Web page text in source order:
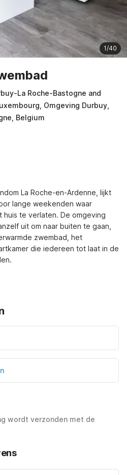
1/40
La Roche-Bastogne and
Omgeving Durbuy,
Belgium
La Roche-en-Ardenne, lijkt
lange weekenden waar
huis te verlaten. De omgeving
uit om naar buiten te gaan,
zwembad, het
die iedereen tot laat in de
wordt verzonden met de